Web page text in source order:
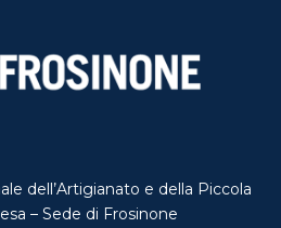
dell’Artigianato e della Piccola
– Sede di Frosinone